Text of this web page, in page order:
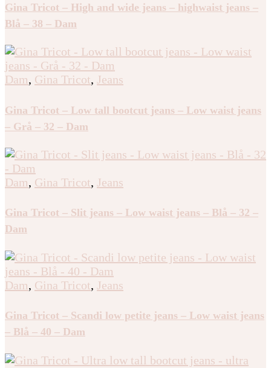
Gina Tricot – High and wide jeans – highwaist jeans –
Blå – 38 – Dam
Dam, Gina Tricot, Jeans
Gina Tricot – Low tall bootcut jeans – Low waist jeans
– Grå – 32 – Dam
Dam, Gina Tricot, Jeans
Gina Tricot – Slit jeans – Low waist jeans – Blå – 32 –
Dam
Dam, Gina Tricot, Jeans
Gina Tricot – Scandi low petite jeans – Low waist jeans
– Blå – 40 – Dam